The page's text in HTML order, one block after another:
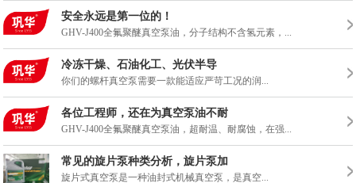
安全永远是第一位的！
GHV-J400全氟聚醚真空泵油，分子结构不含氢元素，...
冷冻干燥、石油化工、光伏半导
你们的螺杆真空泵需要一款能适应严苛工况的润...
各位工程师，还在为真空泵油不耐
GHV-J400全氟聚醚真空泵油，超耐温、耐腐蚀，在强...
常见的旋片泵种类分析，旋片泵加
旋片式真空泵是一种油封式机械真空泵，是真空...